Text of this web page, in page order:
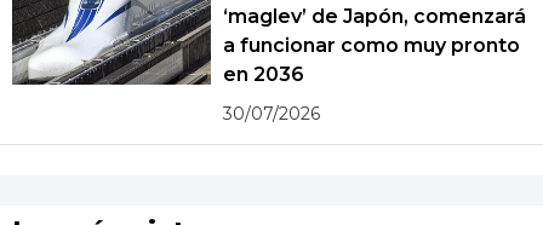
‘maglev’ de Japón, comenzará
a funcionar como muy pronto
en 2036
30/07/2026